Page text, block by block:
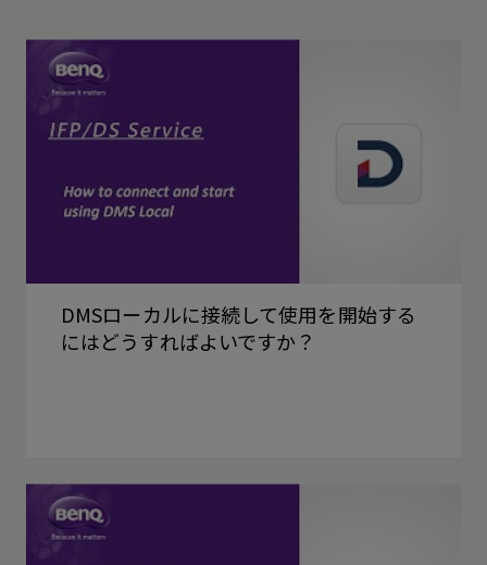
DMSローカルに接続して使用を開始する
にはどうすればよいですか？